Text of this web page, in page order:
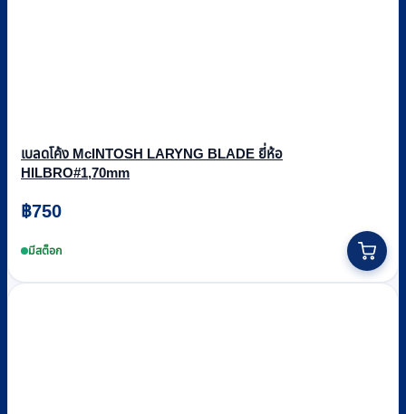
เบลดโค้ง McINTOSH LARYNG BLADE ยี่ห้อ
HILBRO#1,70mm
฿750
มีสต็อก